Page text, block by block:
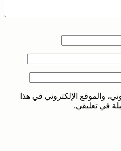
والموقع الإلكتروني في هذا
في تعليقي.